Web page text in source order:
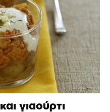
γιαούρτι